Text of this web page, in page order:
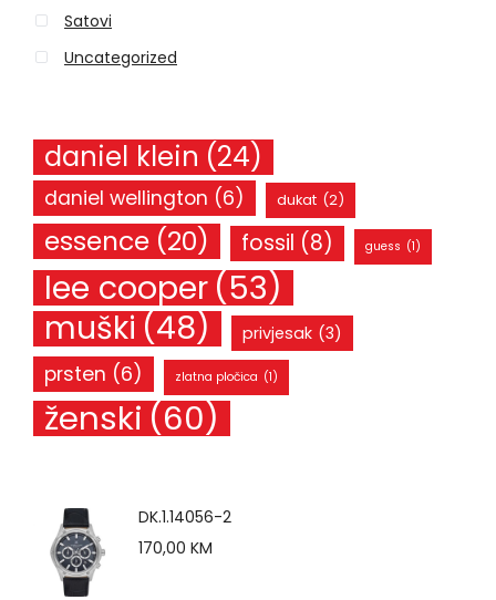
Satovi
Uncategorized
daniel klein (24)
daniel wellington (6) dukat (2)
essence (20) fossil (8) guess (1)
lee cooper (53)
muški (48) privjesak (3)
prsten (6) zlatna pločica (1)
ženski (60)
DK.1.14056-2
170,00 KM